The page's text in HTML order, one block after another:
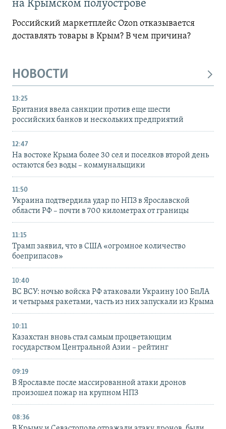
на Крымском полуострове
Российский маркетплейс Ozon отказывается
доставлять товары в Крым? В чем причина?
НОВОСТИ
13:25
Британия ввела санкции против еще шести
российских банков и нескольких предприятий
12:47
На востоке Крыма более 30 сел и поселков второй день
остаются без воды – коммунальщики
11:50
Украина подтвердила удар по НПЗ в Ярославской
области РФ – почти в 700 километрах от границы
11:15
Трамп заявил, что в США «огромное количество
боеприпасов»
10:40
ВС ВСУ: ночью войска РФ атаковали Украину 100 БпЛА
и четырьмя ракетами, часть из них запускали из Крыма
10:11
Казахстан вновь стал самым процветающим
государством Центральной Азии – рейтинг
09:19
В Ярославле после массированной атаки дронов
произошел пожар на крупном НПЗ
08:36